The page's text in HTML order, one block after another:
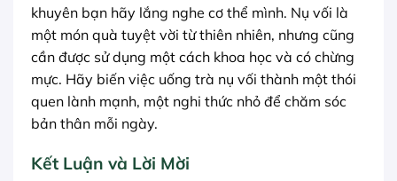
khuyên bạn hãy lắng nghe cơ thể mình. Nụ vối là
một món quà tuyệt vời từ thiên nhiên, nhưng cũng
cần được sử dụng một cách khoa học và có chừng
mực. Hãy biến việc uống trà nụ vối thành một thói
quen lành mạnh, một nghi thức nhỏ để chăm sóc
bản thân mỗi ngày.
Kết Luận và Lời Mời